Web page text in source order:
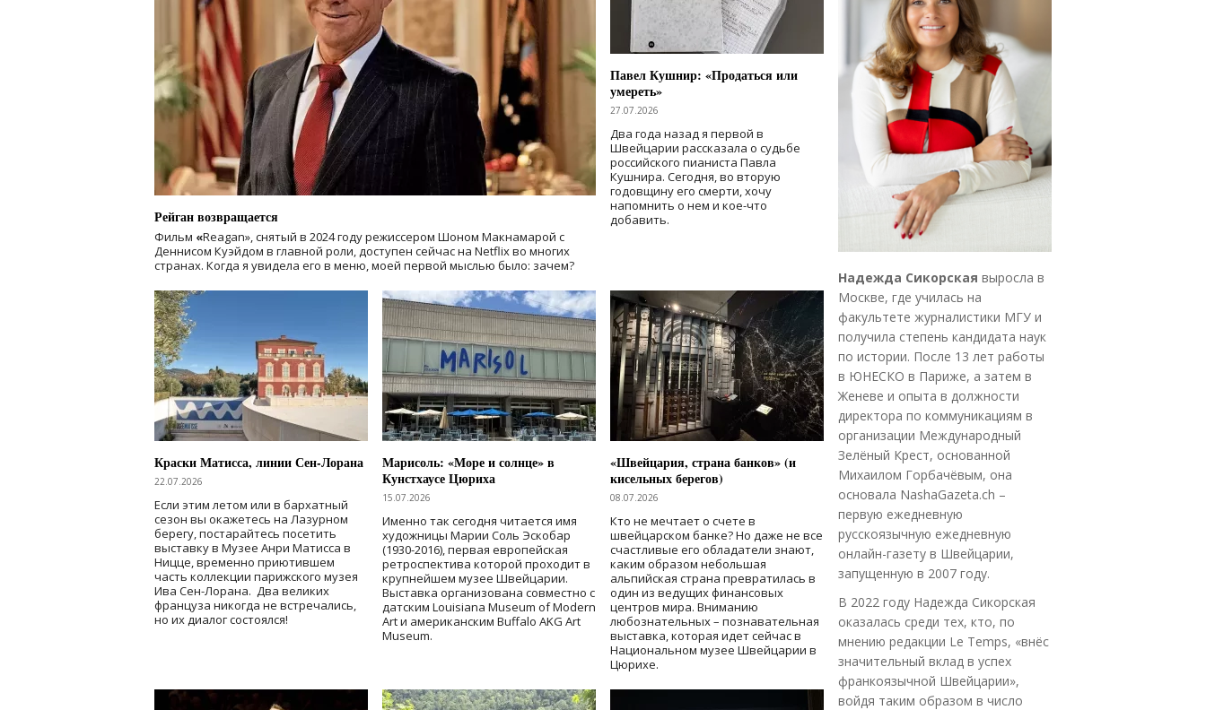
Рейган возвращается
Фильм «Reagan», снятый в 2024 годурежиссером Шоном Макнамарой с
Деннисом Куэйдом в главной роли, доступен сейчас на Netflix во многих
странах. Когда я увидела его в меню, моей первой мыслью было: зачем?
Павел Кушнир: «Продаться или
умереть»
27.07.2026
Два года назад я первой в
Швейцарии рассказала о судьбе
российского пианиста Павла
Кушнира. Сегодня, во вторую
годовщину его смерти, хочу
напомнить о нем и кое-что
добавить.
Краски Матисса, линии Сен-Лорана
22.07.2026
Если этим летом или в бархатный
сезон вы окажетесь на Лазурном
берегу, постарайтесь посетить
выставку в Музее Анри Матисса в
Ницце, временно приютившем
часть коллекции парижского музея
Ива Сен-Лорана. Два великих
француза никогда не встречались,
но их диалог состоялся!
Марисоль: «Море и солнце» в
Кунстхаусе Цюриха
15.07.2026
Именно так сегодня читается имя
художницы Марии Соль Эскобар
(1930-2016), первая европейская
ретроспектива которой проходит в
крупнейшем музее Швейцарии.
Выставка организована совместно с
датским Louisiana Museum of Modern
Art и американским Buffalo AKG Art
Museum.
«Швейцария, страна банков» (и
кисельных берегов)
08.07.2026
Кто не мечтает о счете в
швейцарском банке? Но даже не все
счастливые его обладатели знают,
каким образом небольшая
альпийская страна превратилась в
один из ведущих финансовых
центров мира. Вниманию
любознательных – познавательная
выставка, которая идет сейчас в
Национальном музее Швейцарии в
Цюрихе.
Надежда Сикорская выросла в
Москве, где училась на
факультете журналистики МГУ и
получила степень кандидата наук
по истории. После 13 лет работы
в ЮНЕСКО в Париже, а затем в
Женеве и опыта в должности
директора по коммуникациям в
организации Международный
Зелёный Крест, основанной
Михаилом Горбачёвым, она
основала NashaGazeta.ch –
первую ежедневную
русскоязычную ежедневную
онлайн-газету в Швейцарии,
запущенную в 2007 году.
В 2022 году Надежда Сикорская
оказалась среди тех, кто, по
мнению редакции Le Temps, «внёс
значительный вклад в успех
франкоязычной Швейцарии»,
войдя таким образом в число